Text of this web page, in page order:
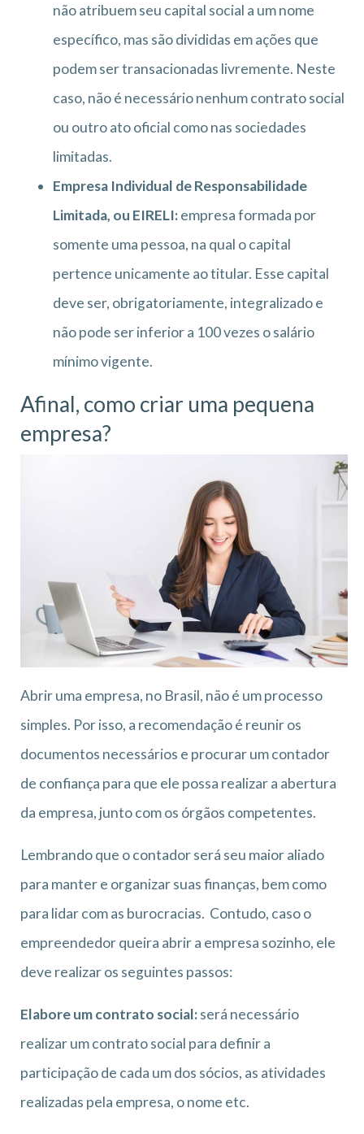
não atribuem seu capital social a um nome
específico, mas são divididas em ações que
podem ser transacionadas livremente. Neste
caso, não é necessário nenhum contrato social
ou outro ato oficial como nas sociedades
limitadas.
Empresa Individual de Responsabilidade
Limitada, ou EIRELI:empresa formada por
somente uma pessoa, na qual o capital
pertence unicamente ao titular. Esse capital
deve ser, obrigatoriamente, integralizado e
não pode ser inferior a 100 vezes o salário
mínimo vigente.
Afinal, como criar uma pequena
empresa?
Abrir uma empresa, no Brasil, não é um processo
simples. Por isso, a recomendação é reunir os
documentos necessários e procurar um contador
de confiança para que ele possa realizar a abertura
da empresa, junto com os órgãos competentes.
Lembrando que o contador será seu maior aliado
para manter e organizar suas finanças, bem como
para lidar com as burocracias. Contudo, caso o
empreendedor queira abrir a empresa sozinho, ele
deve realizar os seguintes passos:
Elabore um contrato social:será necessário
realizar um contrato social para definir a
participação de cada um dos sócios, as atividades
realizadas pela empresa, o nome etc.